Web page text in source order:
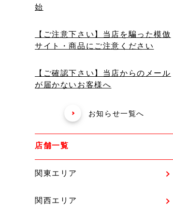
始
【ご注意下さい】当店を騙った模倣
サイト・商品にご注意ください
【ご確認下さい】当店からのメール
が届かないお客様へ
お知らせ一覧へ
店舗一覧
関東エリア
関西エリア